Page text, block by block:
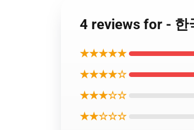
4 reviews for - 한
★★★★★
★★★★☆
★★★☆☆
★★☆☆☆